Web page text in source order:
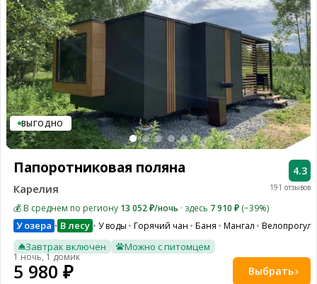
ВЫГОДНО
191 отзывов
4.3
Папоротниковая поляна
Карелия
💰 В среднем по региону 13 052 ₽/ночь · здесь 7 910 ₽ (−39%)
У озера • В лесу У воды Горячий чан Баня Мангал
Завтрак включен Можно с питомцем
1 ночь, 1 домик
5 980 ₽ Выбрать